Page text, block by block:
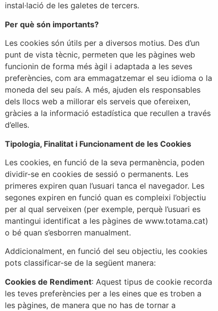
instal·lació de les galetes de tercers.
Per què són importants?
Les cookies són útils per a diversos motius. Des d’un
punt de vista tècnic, permeten que les pàgines web
funcionin de forma més àgil i adaptada a les seves
preferències, com ara emmagatzemar el seu idioma o la
moneda del seu país. A més, ajuden els responsables
dels llocs web a millorar els serveis que ofereixen,
gràcies a la informació estadística que recullen a través
d’elles.
Tipologia, Finalitat i Funcionament de les Cookies
Les cookies, en funció de la seva permanència, poden
dividir-se en cookies de sessió o permanents. Les
primeres expiren quan l’usuari tanca el navegador. Les
segones expiren en funció quan es compleixi l’objectiu
per al qual serveixen (per exemple, perquè l’usuari es
mantingui identificat a les pàgines de www.totama.cat)
o bé quan s’esborren manualment.
Addicionalment, en funció del seu objectiu, les cookies
pots classificar-se de la següent manera:
Cookies de Rendiment: Aquest tipus de cookie recorda
les teves preferències per a les eines que es troben a
les pàgines, de manera que no has de tornar a